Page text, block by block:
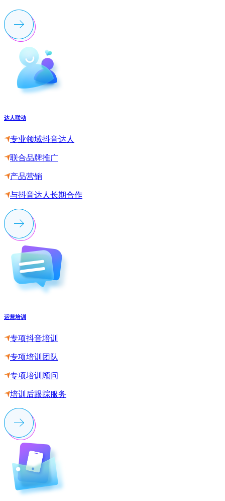
达人联动
专业领域抖音达人
联合品牌推广
产品营销
与抖音达人长期合作
运营培训
专项抖音培训
专项培训团队
专项培训顾问
培训后跟踪服务